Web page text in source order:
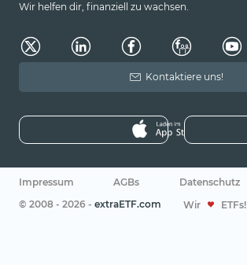
Wir helfen dir, finanziell zu wachsen.
Kontaktiere uns!
Impressum AGBs Datenschutz
© 2008 - 2026 - extraETF.com Wir ETFs!